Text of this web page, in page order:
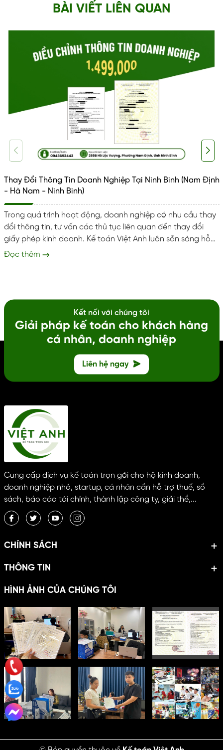
BÀI VIẾT LIÊN QUAN
Thay Đổi Thông Tin Doanh Nghiệp Tại Ninh Binh (Nam Định
- Hà Nam - Ninh Binh)
Trong quá trình hoạt động, doanh nghiệp có nhu cầu thay
đổi thông tin, tư vấn các thủ tục liên quan đến thay đổi
giấy phép kinh doanh. Kế toán Việt Anh luôn sẵn sàng hỗ
trợ doanh nghiệp tại Ninh Bình thực hiện đúng đủ và kịp
Đọc thêm
Kết nối với chúng tôi
Giải pháp kế toán cho khách hàng
cá nhân, doanh nghiệp
Liên hệ ngay
Cung cấp dịch vụ kế toán trọn gói cho hộ kinh doanh,
doanh nghiệp nhỏ, startup, cá nhân cần hỗ trợ thuế, sổ
sách, báo cáo tài chính, thành lập công ty, giải thể,...
CHÍNH SÁCH
THÔNG TIN
HÌNH ẢNH CỦA CHÚNG TÔI